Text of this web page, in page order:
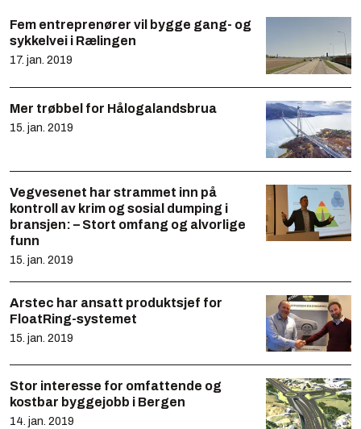
Fem entreprenører vil bygge gang- og
sykkelvei i Rælingen
17. jan. 2019
Mer trøbbel for Hålogalandsbrua
15. jan. 2019
Vegvesenet har strammet inn på
kontroll av krim og sosial dumping i
bransjen: – Stort omfang og alvorlige
funn
15. jan. 2019
Arstec har ansatt produktsjef for
FloatRing-systemet
15. jan. 2019
Stor interesse for omfattende og
kostbar byggejobb i Bergen
14. jan. 2019